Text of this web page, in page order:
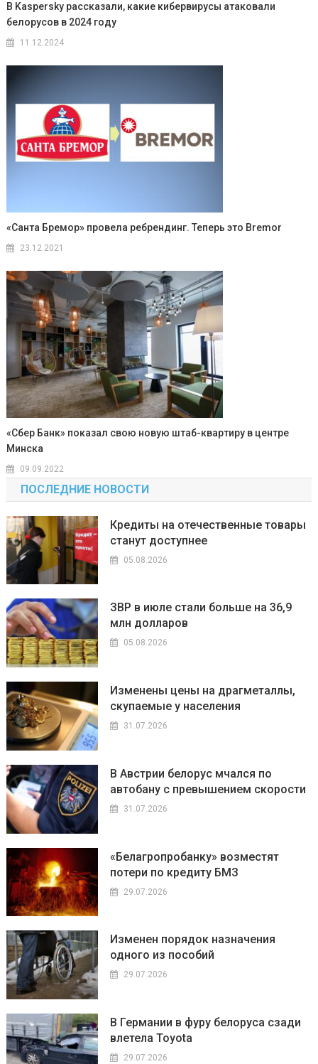
В Kaspersky рассказали, какие кибервирусы атаковали
белорусов в 2024 году
11.12.2024
«Санта Бремор» провела ребрендинг. Теперь это Bremor
23.12.2021
«Сбер Банк» показал свою новую штаб-квартиру в центре
Минска
09.09.2022
ПОСЛЕДНИЕ НОВОСТИ
Кредиты на отечественные товары
станут доступнее
05.08.2026
ЗВР в июле стали больше на 36,9
млн долларов
05.08.2026
Изменены цены на драгметаллы,
скупаемые у населения
31.07.2026
В Австрии белорус мчался по
автобану с превышением скорости
31.07.2026
«Белагропробанку» возместят
потери по кредиту БМЗ
29.07.2026
Изменен порядок назначения
одного из пособий
29.07.2026
В Германии в фуру белоруса сзади
влетела Toyota
29.07.2026